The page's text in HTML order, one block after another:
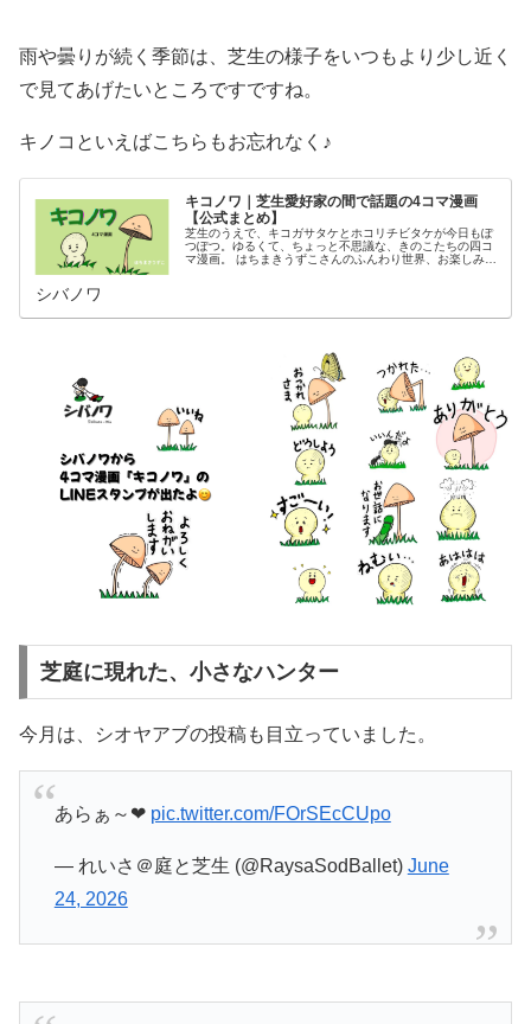
雨や曇りが続く季節は、芝生の様子をいつもより少し近く
で見てあげたいところですですね。
キノコといえばこちらもお忘れなく♪
キコノワ｜芝生愛好家の間で話題の4コマ漫画
【公式まとめ】
芝生のうえで、キコガサタケとホコリチビタケが今日もぽ
つぽつ。ゆるくて、ちょっと不思議な、きのこたちの四コ
マ漫画。 はちまきうずこさんのふんわり世界、お楽しみく
シバノワ
芝庭に現れた、小さなハンター
今月は、シオヤアブの投稿も目立っていました。
あらぁ～❤ pic.twitter.com/FOrSEcCUpo
— れいさ＠庭と芝生 (@RaysaSodBallet) June
24, 2026